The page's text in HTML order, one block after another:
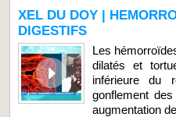
XEL DU DOY |
DIGESTIFS
Les
dilatés et
inférieure
gonflement
augmentation